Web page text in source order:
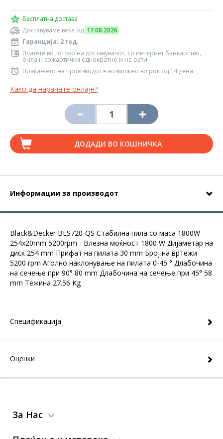
Бесплатна достава
Доставуваме веќе од 17.08.2026
Гаранција: 2 год.
Платете во готово на доставувачот, со интернет банкарство,
онлајн со картички еднократно и на рати
Враќањето на производот е возможно во рок од 14 дена
Како да нарачате онлајн?
ДОДАДИ ВО КОШНИЧКА
Информации за производот
Black&Decker BES720-QS Стабилна пила со маса 1800W
254x20mm 5200rpm - Влезна моќност 1800 W Дијаметар на
диск 254 mm Прифат на пилата 30 mm Број на вртежи
5200 rpm Аголно наклонување на пилата 0-45 ° Длабочина
на сечење при 90° 80 mm Длабочина на сечење при 45° 58
mm Тежина 27.56 Kg
Спецификација
Оценки
За Нас